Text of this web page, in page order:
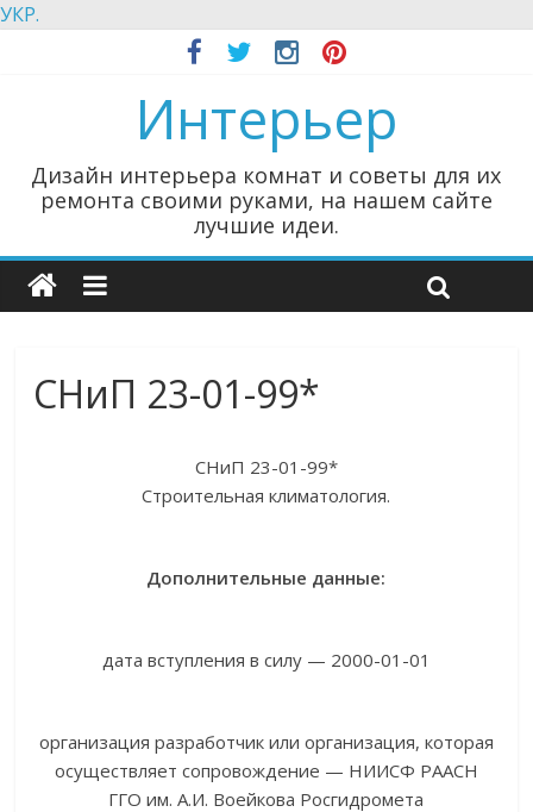
УКР.
Интерьер
Дизайн интерьера комнат и советы для их
ремонта своими руками, на нашем сайте
лучшие идеи.
СНиП 23-01-99*
СНиП 23-01-99*
Строительная климатология.
Дополнительные данные:
дата вступления в силу — 2000-01-01
организация разработчик или организация, которая
осуществляет сопровождение — НИИСФ РААСН
ГГО им. А.И. Воейкова Росгидромета